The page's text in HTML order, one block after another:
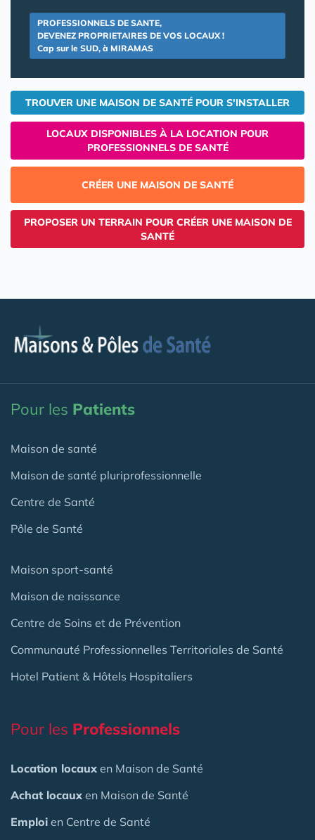
PROFESSIONNELS DE SANTE,
DEVENEZ PROPRIETAIRES DE VOS LOCAUX !
Cap sur le SUD, à MIRAMAS
TROUVER UNE MAISON DE SANTÉ POUR S'INSTALLER
LOCAUX DISPONIBLES À LA LOCATION POUR
PROFESSIONNELS DE SANTÉ
CRÉER UNE MAISON DE SANTÉ
PROPOSER UN TERRAIN POUR CRÉER UNE MAISON DE
SANTÉ
Pour les Patients
Maison de santé
Maison de santé pluriprofessionnelle
Centre de Santé
Pôle de Santé
Maison sport-santé
Maison de naissance
Centre de Soins et de Prévention
Communauté Professionnelles Territoriales de Santé
Hotel Patient & Hôtels Hospitaliers
Pour les Professionnels
Location locaux en Maison de Santé
Achat locaux en Maison de Santé
Emploi en Centre de Santé